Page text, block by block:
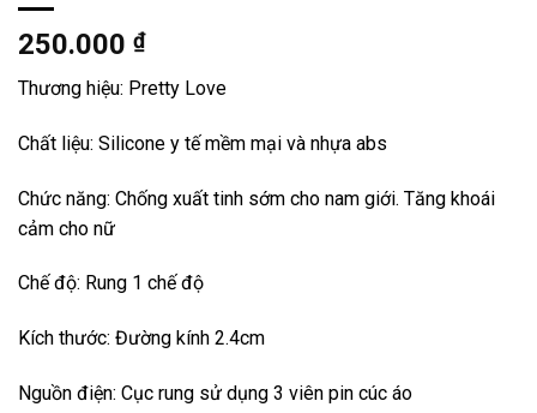
250.000 ₫
Thương hiệu: Pretty Love
Chất liệu: Silicone y tế mềm mại và nhựa abs
Chức năng: Chống xuất tinh sớm cho nam giới. Tăng khoái
cảm cho nữ
Chế độ: Rung 1 chế độ
Kích thước: Đường kính 2.4cm
Nguồn điện: Cục rung sử dụng 3 viên pin cúc áo